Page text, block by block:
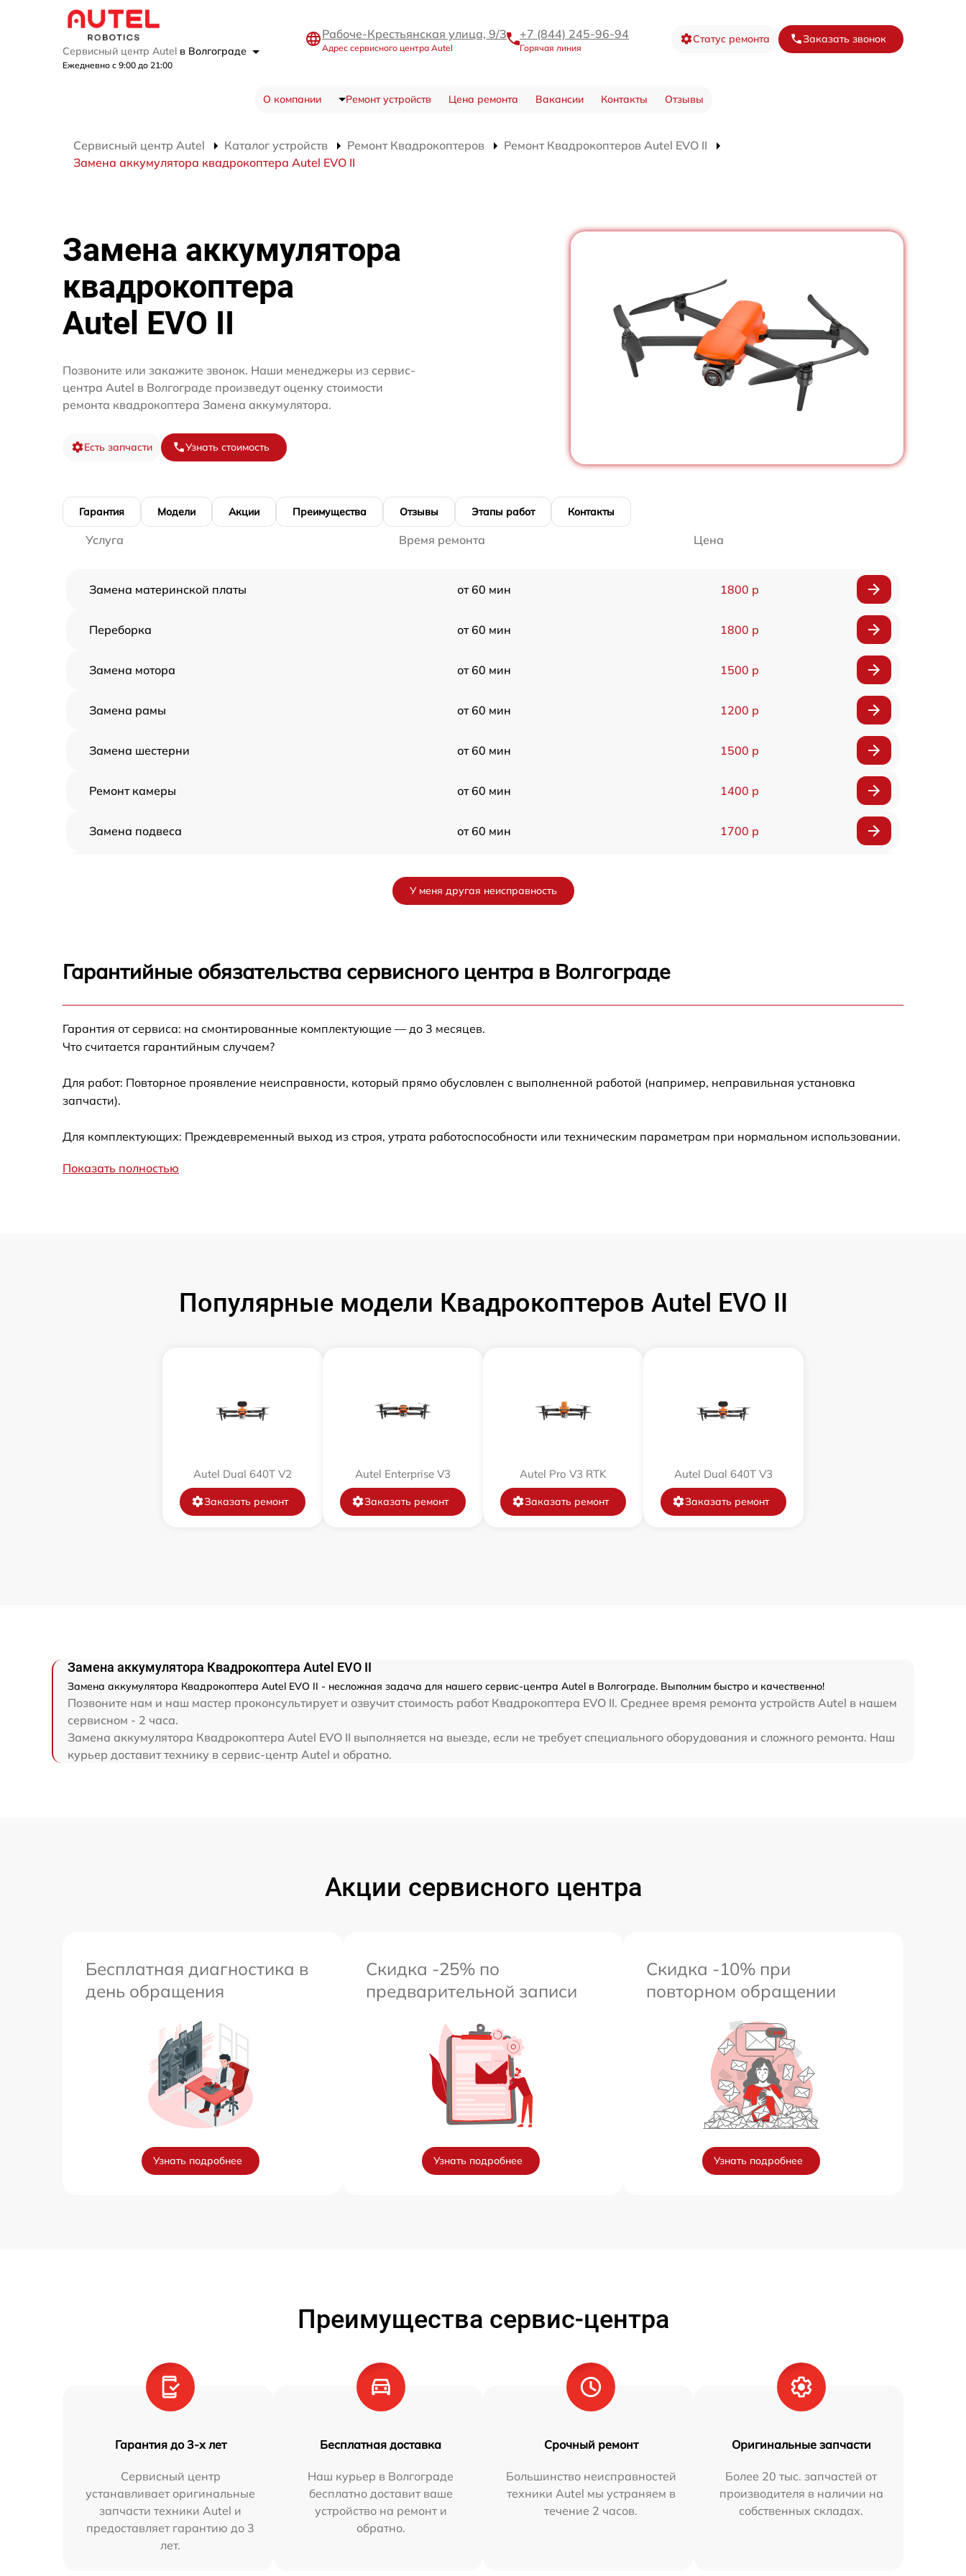
Сервисный центр Autel в Волгограде
Ежедневно с 9:00 до 21:00
Рабоче-Крестьянская улица, 9/3
Адрес сервисного центра Autel
+7 (844) 245-96-94
Горячая линия
Статус ремонта Заказать звонок
О компании Ремонт устройств Цена ремонта Вакансии Контакты Отзывы
Сервисный центр Autel Каталог устройств Ремонт Квадрокоптеров
Ремонт Квадрокоптеров Autel EVO II
Замена аккумулятора квадрокоптера Autel EVO II
Замена аккумулятора
квадрокоптера
Autel EVO II
Позвоните или закажите звонок. Наши менеджеры из сервис-
центра Autel в Волгограде произведут оценку стоимости
ремонта квадрокоптера Замена аккумулятора.
Есть запчасти Узнать стоимость
Гарантия Модели Акции Преимущества Отзывы Этапы работ Контакты
Услуга Время ремонта Цена
Замена материнской платы от 60 мин 1800 р
Переборка от 60 мин 1800 р
Замена мотора от 60 мин 1500 р
Замена рамы от 60 мин 1200 р
Замена шестерни от 60 мин 1500 р
Ремонт камеры от 60 мин 1400 р
Замена подвеса от 60 мин 1700 р
Замена корпуса от 60 мин
У меня другая неисправность
Гарантийные обязательства сервисного центра в Волгограде
Гарантия от сервиса: на смонтированные комплектующие — до 3 месяцев.
Что считается гарантийным случаем?
Для работ: Повторное проявление неисправности, который прямо обусловлен с выполненной работой (например, неправильная установка
запчасти).
Для комплектующих: Преждевременный выход из строя, утрата работоспособности или техническим параметрам при нормальном использовании.
Показать полностью
Популярные модели Квадрокоптеров Autel EVO II
Autel Dual 640T V2
Заказать ремонт
Autel Enterprise V3
Заказать ремонт
Autel Pro V3 RTK
Заказать ремонт
Autel Dual 640T V3
Заказать ремонт
Замена аккумулятора Квадрокоптера Autel EVO II
Замена аккумулятора Квадрокоптера Autel EVO II - несложная задача для нашего сервис-центра Autel в Волгограде. Выполним быстро и качественно!
Позвоните нам и наш мастер проконсультирует и озвучит стоимость работ Квадрокоптера EVO II. Среднее время ремонта устройств Autel в нашем
сервисном - 2 часа.
Замена аккумулятора Квадрокоптера Autel EVO II выполняется на выезде, если не требует специального оборудования и сложного ремонта. Наш
курьер доставит технику в сервис-центр Autel и обратно.
Акции сервисного центра
Бесплатная диагностика в
день обращения
Узнать подробнее
Скидка -25% по
предварительной записи
Узнать подробнее
Скидка -10% при
повторном обращении
Узнать подробнее
Преимущества сервис-центра
Гарантия до 3-х лет
Сервисный центр
устанавливает оригинальные
запчасти техники Autel и
предоставляет гарантию до 3
лет.
Бесплатная доставка
Наш курьер в Волгограде
бесплатно доставит ваше
устройство на ремонт и
обратно.
Срочный ремонт
Большинство неисправностей
техники Autel мы устраняем в
течение 2 часов.
Оригинальные запчасти
Более 20 тыс. запчастей от
производителя в наличии на
собственных складах.